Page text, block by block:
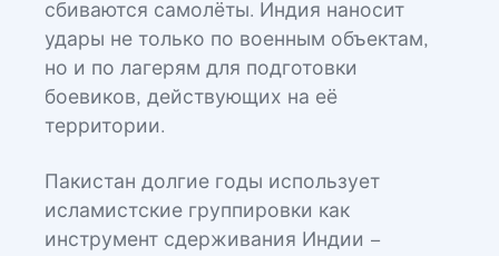
сбиваются самолёты. Индия наносит
удары не только по военным объектам,
но и по лагерям для подготовки
боевиков, действующих на её
территории.
Пакистан долгие годы использует
исламистские группировки как
инструмент сдерживания Индии –